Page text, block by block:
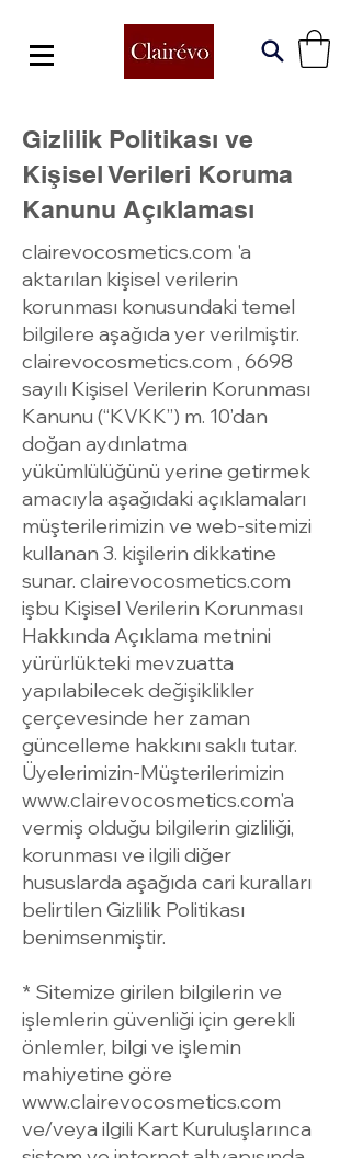
Gizlilik Politikası ve
Kişisel Verileri Koruma
Kanunu Açıklaması
clairevocosmetics.com 'a
aktarılan kişisel verilerin
korunması konusundaki temel
bilgilere aşağıda yer verilmiştir.
clairevocosmetics.com , 6698
sayılı Kişisel Verilerin Korunması
Kanunu (“KVKK”) m. 10’dan
doğan aydınlatma
yükümlülüğünü yerine getirmek
amacıyla aşağıdaki açıklamaları
müşterilerimizin ve web-sitemizi
kullanan 3. kişilerin dikkatine
sunar. clairevocosmetics.com
işbu Kişisel Verilerin Korunması
Hakkında Açıklama metnini
yürürlükteki mevzuatta
yapılabilecek değişiklikler
çerçevesinde her zaman
güncelleme hakkını saklı tutar.
Üyelerimizin-Müşterilerimizin
www.clairevocosmetics.com'a
vermiş olduğu bilgilerin gizliliği,
korunması ve ilgili diğer
hususlarda aşağıda cari kuralları
belirtilen Gizlilik Politikası
benimsenmiştir.
* Sitemize girilen bilgilerin ve
işlemlerin güvenliği için gerekli
önlemler, bilgi ve işlemin
mahiyetine göre
www.clairevocosmetics.com
ve/veya ilgili Kart Kuruluşlarınca